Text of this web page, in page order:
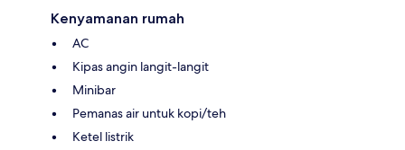
Kenyamanan rumah
AC
Kipas angin langit-langit
Minibar
Pemanas air untuk kopi/teh
Ketel listrik